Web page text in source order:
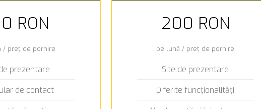
RON
/ preț de pornire
prezentare
de contact
200 RON
pe lună / preț de pornire
Site de prezentare
Diferite funcționalități